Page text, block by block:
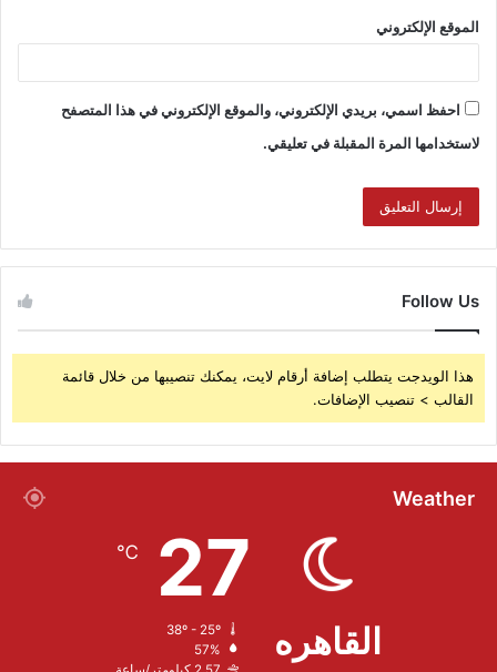
الموقع الإلكتروني
احفظ اسمي، بريدي الإلكتروني، والموقع الإلكتروني في هذا المتصفح
لاستخدامها المرة المقبلة في تعليقي.
Follow Us
هذا الويدجت يتطلب إضافة أرقام لايت، يمكنك تنصيبها من خلال قائمة
القالب > تنصيب الإضافات.
Weather
القاهره
27
℃
57%